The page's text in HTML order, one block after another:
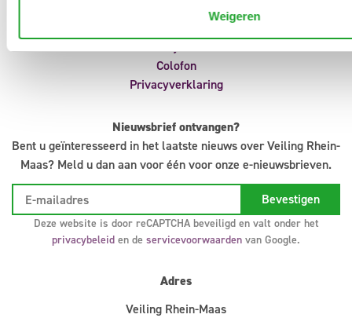
Weigeren
Veilingreglement
Colofon
Privacyverklaring
Nieuwsbrief ontvangen?
Bent u geïnteresseerd in het laatste nieuws over Veiling Rhein-
Maas? Meld u dan aan voor één voor onze e-nieuwsbrieven.
Deze website is door reCAPTCHA beveiligd en valt onder het
privacybeleid en de servicevoorwaarden van Google.
Adres
Veiling Rhein-Maas